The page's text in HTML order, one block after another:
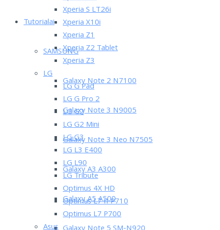
Tutorialai
SAMSUNG
Galaxy Note 2 N7100
Galaxy Note 3 N9005
Galaxy Note 3 Neo N7505
Galaxy A3 A300
Galaxy A5 A500
Xperia S LT26i
Xperia X10i
Xperia Z1
Xperia Z2 Tablet
Xperia Z3
LG
LG G Pad
LG G Pro 2
LG G2
LG G2 Mini
LG G3
LG L3 E400
LG L90
LG Tribute
Optimus 4X HD
Optimus L7 II P710
Optimus L7 P700